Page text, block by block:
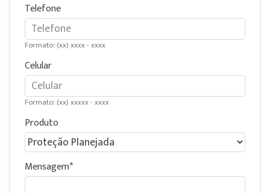
Telefone
Formato: (xx) xxxx - xxxx
Celular
Formato: (xx) xxxxx - xxxx
Produto
Mensagem